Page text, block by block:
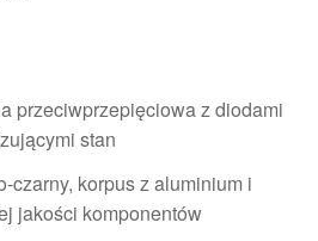
przeciwprzepięciowa z diodami
stan
czarny, korpus z aluminium i
jakości komponentów